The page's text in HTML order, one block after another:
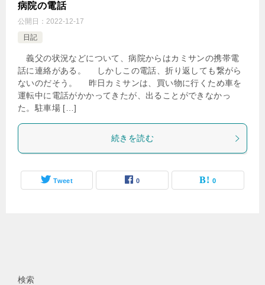
病院の電話
公開日： 2022-12-17
日記
義父の状況などについて、病院からはカミサンの携帯電
話に連絡がある。 しかしこの電話、折り返しても繋がら
ないのだそう。 昨日カミサンは、買い物に行くため車を
運転中に電話がかかってきたが、出ることができなかっ
た。駐車場 […]
続きを読む
Tweet 0 0
検索